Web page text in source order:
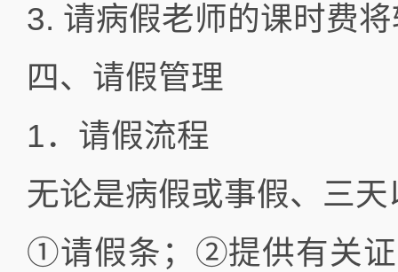
3. 请病假老师的课时费
四、请假管理
1．请假流程
无论是病假或事假、三
①请假条；②提供有关证